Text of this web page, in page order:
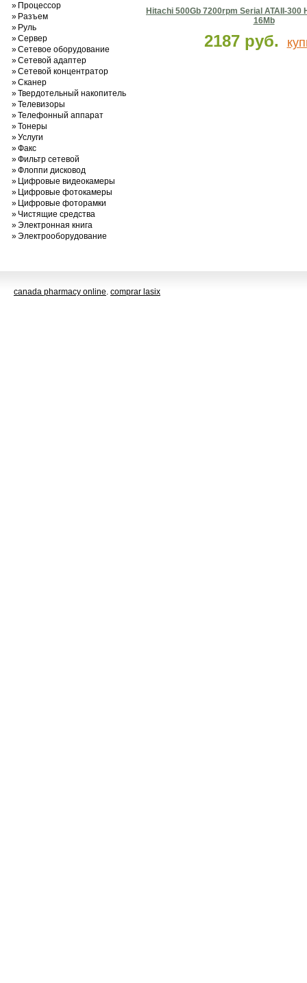
» Процессор
» Разъем
» Руль
»Сервер
»Сетевое оборудование
»Сетевой адаптер
»Сетевой концентратор
»Сканер
»Твердотельный накопитель
»Телевизоры
»Телефонный аппарат
»Тонеры
»Услуги
»Факс
»Фильтр сетевой
»Флоппи дисковод
» Цифровые видеокамеры
» Цифровые фотокамеры
» Цифровые фоторамки
» Чистящие средства
»Электронная книга
»Электрооборудование
Hitachi 500Gb 7200rpm Serial ATAII-300
16Mb
2187 руб.
canada pharmacy online. comprar lasix